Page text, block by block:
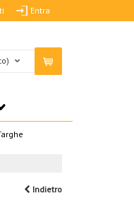
Entra
Indietro